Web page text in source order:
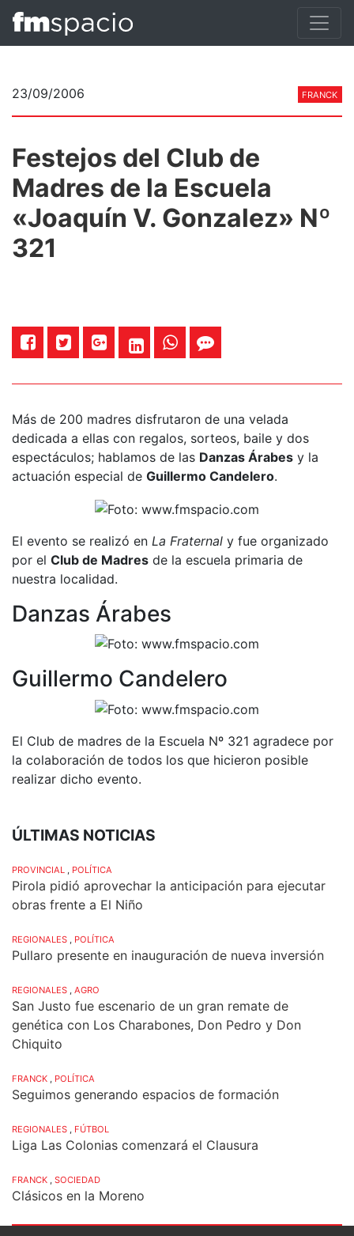
23/09/2006 FRANCK
Festejos del Club de
Madres de la Escuela
«Joaquín V. Gonzalez» Nº
321
Más de 200 madres disfrutaron de una velada
dedicada a ellas con regalos, sorteos, baile y dos
espectáculos; hablamos de las Danzas Árabes y la
actuación especial de Guillermo Candelero.
El evento se realizó en La Fraternal y fue organizado
por el Club de Madres de la escuela primaria de
nuestra localidad.
Danzas Árabes
Guillermo Candelero
El Club de madres de la Escuela Nº 321 agradece por
la colaboración de todos los que hicieron posible
realizar dicho evento.
ÚLTIMAS NOTICIAS
PROVINCIAL , POLÍTICA
Pirola pidió aprovechar la anticipación para ejecutar
obras frente a El Niño
REGIONALES , POLÍTICA
Pullaro presente en inauguración de nueva inversión
REGIONALES , AGRO
San Justo fue escenario de un gran remate de
genética con Los Charabones, Don Pedro y Don
Chiquito
FRANCK , POLÍTICA
Seguimos generando espacios de formación
REGIONALES , FÚTBOL
Liga Las Colonias comenzará el Clausura
FRANCK , SOCIEDAD
Clásicos en la Moreno